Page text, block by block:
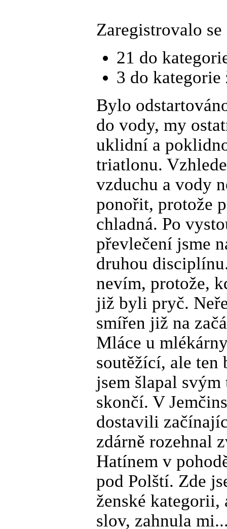
Zaregistrovalo
21 do
3 do kategorie
Bylo
do vody, my
uklidní a
triatlonu.
vzduchu a vody
ponořit, protože
chladná. Po
převlečení jsme
druhou
nevím, protože,
již byli pryč.
smířen již na
Mláce u
soutěžící, ale ten
jsem šlapal svým
skončí. V
dostavili
zdárně rozehnal
Hatínem v
pod Polští. Zde
ženské kategorii,
slov, zahnula